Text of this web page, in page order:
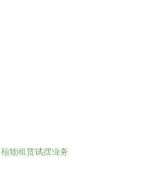
植物租赁试摆业务